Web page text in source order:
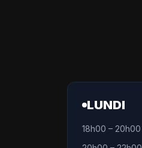
LUNDI
18h00 – 20h00